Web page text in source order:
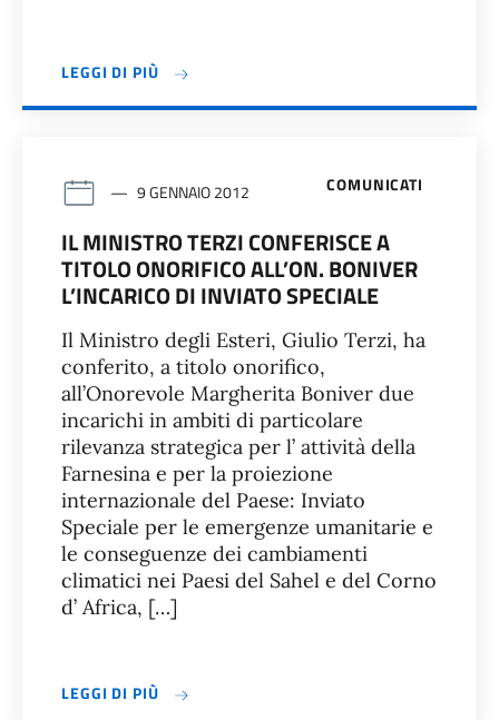
LEGGI DI PIÙ
COMUNICATI
9 GENNAIO 2012
IL MINISTRO TERZI CONFERISCE A
TITOLO ONORIFICO ALL’ON. BONIVER
L’INCARICO DI INVIATO SPECIALE
Il Ministro degli Esteri, Giulio Terzi, ha
conferito, a titolo onorifico,
all’Onorevole Margherita Boniver due
incarichi in ambiti di particolare
rilevanza strategica per l’ attività della
Farnesina e per la proiezione
internazionale del Paese: Inviato
Speciale per le emergenze umanitarie e
le conseguenze dei cambiamenti
climatici nei Paesi del Sahel e del Corno
d’ Africa, […]
LEGGI DI PIÙ